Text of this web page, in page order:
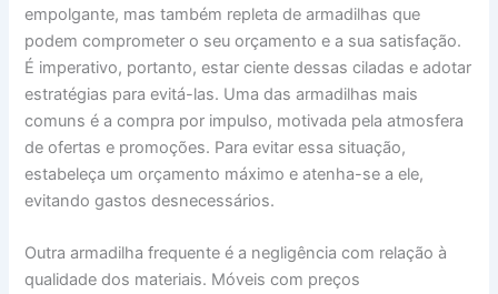
empolgante, mas também repleta de armadilhas que
podem comprometer o seu orçamento e a sua satisfação.
É imperativo, portanto, estar ciente dessas ciladas e adotar
estratégias para evitá-las. Uma das armadilhas mais
comuns é a compra por impulso, motivada pela atmosfera
de ofertas e promoções. Para evitar essa situação,
estabeleça um orçamento máximo e atenha-se a ele,
evitando gastos desnecessários.
Outra armadilha frequente é a negligência com relação à
qualidade dos materiais. Móveis com preços